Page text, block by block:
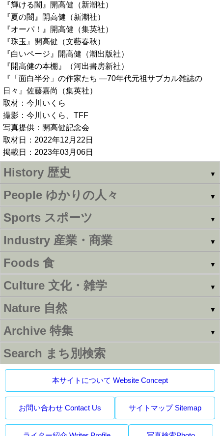
『輝ける闇』開高健（新潮社）
『夏の闇』開高健（新潮社）
『オーパ！』開高健（集英社）
『珠玉』開高健（文藝春秋）
『白いページ』開高健（潮出版社）
『開高健の本棚』（河出書房新社）
『「面白半分」の作家たち ―70年代元祖サブカル雑誌の
日々』佐藤嘉尚（集英社）
取材：今川いくら
撮影：今川いくら、TFF
写真提供：開高健記念会
取材日：2022年12月22日
掲載日：2023年03月06日
History 歴史 ▼
People ゆかりの人々 ▼
Sports スポーツ ▼
Industry 産業・商業 ▼
Foods 食 ▼
Culture 文化・雑学 ▼
Nature 自然 ▼
Archive 特集 ▼
Search まち別検索
本サイトについて Website Concept
お問い合わせ Contact Us サイトマップ Sitemap